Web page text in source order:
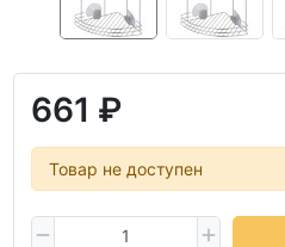
661 ₽
Товар не доступен